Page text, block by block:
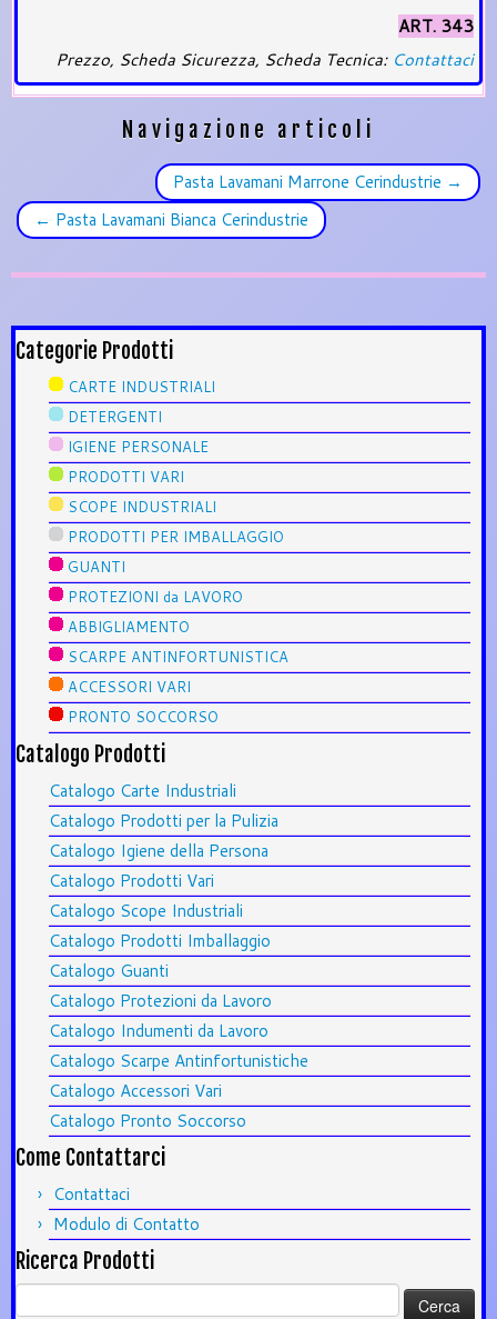
ART. 343
Prezzo, Scheda Sicurezza, Scheda Tecnica: Contattaci
Navigazione articoli
Pasta Lavamani Marrone Cerindustrie →
← Pasta Lavamani Bianca Cerindustrie
Categorie Prodotti
CARTE INDUSTRIALI
DETERGENTI
IGIENE PERSONALE
PRODOTTI VARI
SCOPE INDUSTRIALI
PRODOTTI PER IMBALLAGGIO
GUANTI
PROTEZIONI da LAVORO
ABBIGLIAMENTO
SCARPE ANTINFORTUNISTICA
ACCESSORI VARI
PRONTO SOCCORSO
Catalogo Prodotti
Catalogo Carte Industriali
Catalogo Prodotti per la Pulizia
Catalogo Igiene della Persona
Catalogo Prodotti Vari
Catalogo Scope Industriali
Catalogo Prodotti Imballaggio
Catalogo Guanti
Catalogo Protezioni da Lavoro
Catalogo Indumenti da Lavoro
Catalogo Scarpe Antinfortunistiche
Catalogo Accessori Vari
Catalogo Pronto Soccorso
Come Contattarci
Contattaci
Modulo di Contatto
Ricerca Prodotti
Ricerca